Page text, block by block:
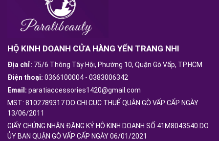
HỘ KINH DOANH CỬA HÀNG YẾN TRANG NHI
Địa chỉ: 75/6 Thông Tây Hội, Phường 10, Quận Gò Vấp, TP.HCM
Điện thoại: 0366100004 - 0383006342
Email: paratiaccessories1420@gmail.com
MST: 8102789317 DO CHI CỤC THUẾ QUẬN GÒ VẤP CẤP NGÀY
13/06/2011
GIẤY CHỨNG NHẬN ĐĂNG KÝ HỘ KINH DOANH SỐ 41M8043540 DO
ỦY BAN QUẬN GÒ VẤP CẤP NGÀY 06/01/2021